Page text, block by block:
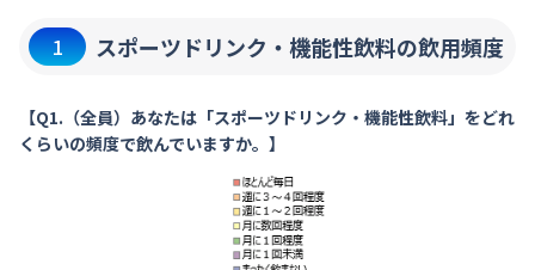
1 スポーツドリンク・機能性飲料の飲用頻度
【Q1.（全員）あなたは「スポーツドリンク・機能性飲料」をどれ
くらいの頻度で飲んでいますか。】